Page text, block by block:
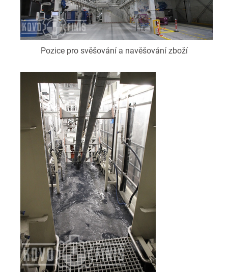
Pozice pro svěšování a navěšování zboží